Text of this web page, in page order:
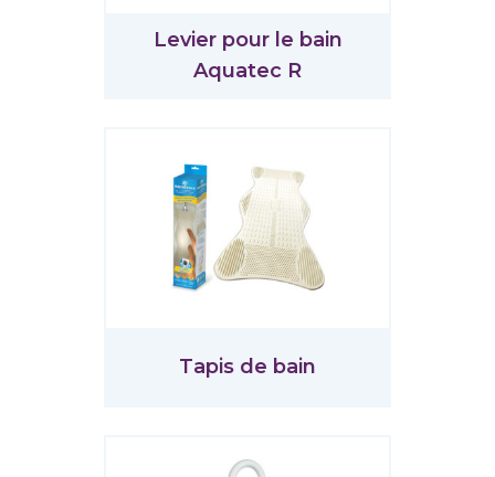
Levier pour le bain
Aquatec R
Tapis de bain